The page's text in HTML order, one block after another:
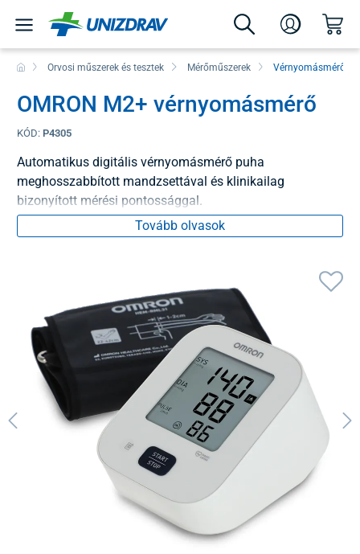
Orvosi műszerek és tesztek Mérőműszerek Vérnyomásmérők
OMRON M2+ vérnyomásmérő
KÓD: P4305
Automatikus digitális vérnyomásmérő puha
meghosszabbított mandzsettával és klinikailag
bizonyított mérési pontossággal.
Tovább olvasok